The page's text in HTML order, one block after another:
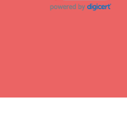
排出量削減 / SDGsを考える